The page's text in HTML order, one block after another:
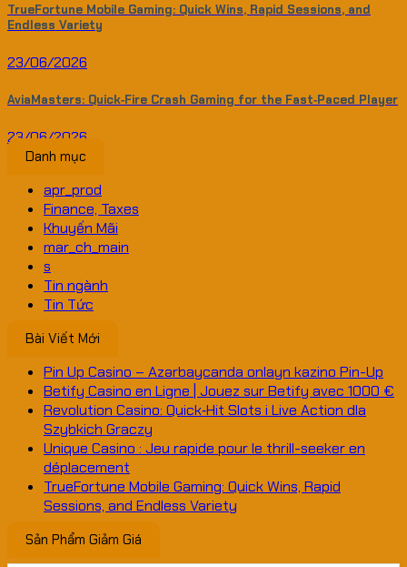
TrueFortune Mobile Gaming: Quick Wins, Rapid Sessions, and
Endless Variety
23/06/2026
AviaMasters: Quick‑Fire Crash Gaming for the Fast‑Paced Player
23/06/2026
Danh mục
apr_prod
Finance, Taxes
Khuyến Mãi
mar_ch_main
s
Tin ngành
Tin Tức
Bài Viết Mới
Pin Up Casino – Azərbaycanda onlayn kazino Pin-Up
Betify Casino en Ligne | Jouez sur Betify avec 1000 €
Revolution Casino: Quick‑Hit Slots i Live Action dla
Szybkich Graczy
Unique Casino : Jeu rapide pour le thrill-seeker en
déplacement
TrueFortune Mobile Gaming: Quick Wins, Rapid
Sessions, and Endless Variety
Sản Phẩm Giảm Giá